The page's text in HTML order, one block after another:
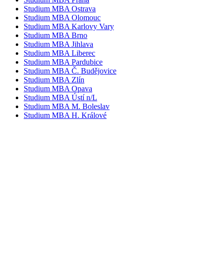
Studium MBA Ostrava
Studium MBA Olomouc
Studium MBA Karlovy Vary
Studium MBA Brno
Studium MBA Jihlava
Studium MBA Liberec
Studium MBA Pardubice
Studium MBA Č. Budějovice
Studium MBA Zlín
Studium MBA Opava
Studium MBA Ústí n/L
Studium MBA M. Boleslav
Studium MBA H. Králové